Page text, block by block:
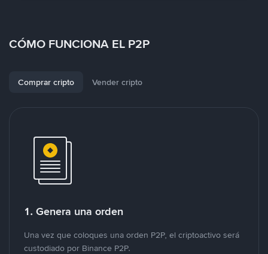
CÓMO FUNCIONA EL P2P
Comprar cripto Vender cripto
1. Genera una orden
Una vez que coloques una orden P2P, el criptoactivo será
custodiado por Binance P2P.